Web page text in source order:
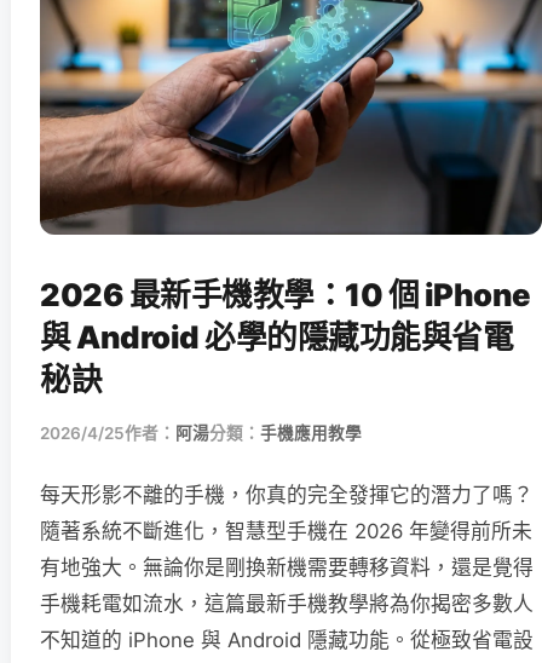
2026 最新手機教學：10 個 iPhone
與 Android 必學的隱藏功能與省電
秘訣
2026/4/25作者： 阿湯分類： 手機應用教學
每天形影不離的手機，你真的完全發揮它的潛力了嗎？
隨著系統不斷進化，智慧型手機在 2026 年變得前所未
有地強大。無論你是剛換新機需要轉移資料，還是覺得
手機耗電如流水，這篇最新手機教學將為你揭密多數人
不知道的 iPhone 與 Android 隱藏功能。從極致省電設